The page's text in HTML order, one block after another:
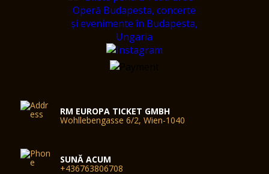
RM EUROPA TICKET GMBH
Wohllebengasse 6/2, Wien-1040
SUNĂ ACUM
+436763806708